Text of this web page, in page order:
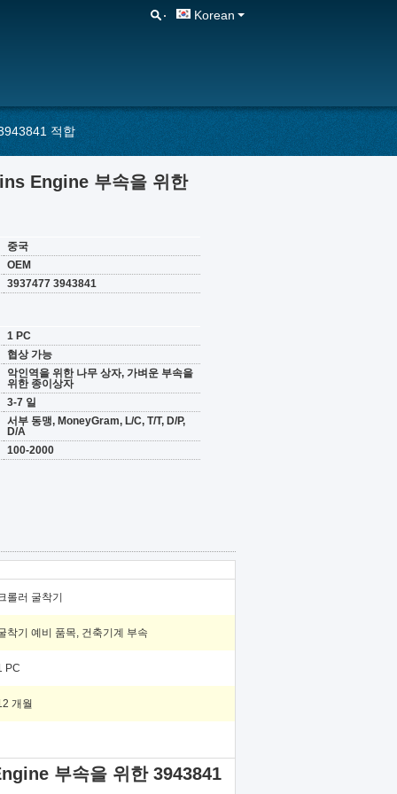
Korean
적합
Engine 부속을 위한
중국
OEM
3937477 3943841
1 PC
협상 가능
악인역을 위한 나무 상자, 가벼운 부속을
위한 종이상자
3-7 일
서부 동맹, MoneyGram, L/C, T/T, D/P,
D/A
100-2000
롤러 굴착기
착기 예비 품목, 건축기계 부속
PC
개월
부속을 위한 3943841